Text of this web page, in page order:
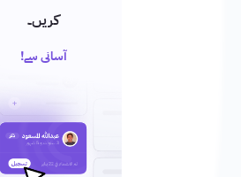
کریں۔
آسانی سے!